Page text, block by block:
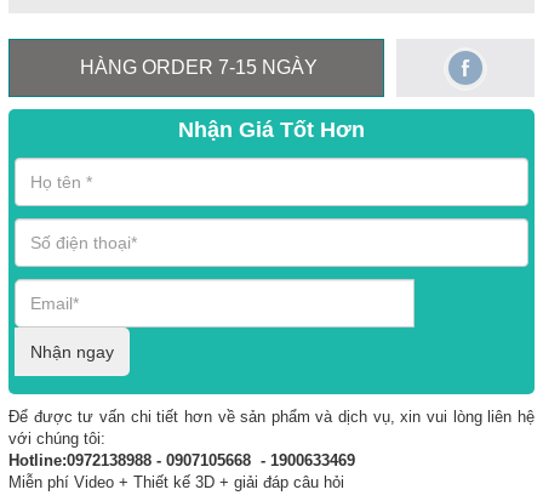
HÀNG ORDER 7-15 NGÀY
Nhận Giá Tốt Hơn
Nhận ngay
Để được tư vấn chi tiết hơn về sản phẩm và dịch vụ, xin vui lòng liên hệ
với chúng tôi:
Hotline:0972138988 - 0907105668 - 1900633469
Miễn phí Video + Thiết kế 3D + giải đáp câu hỏi